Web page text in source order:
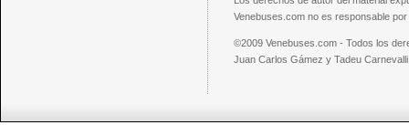
Venebuses.com no es responsable
©2009 Venebuses.com - Todos los
Juan Carlos Gámez y Tadeu Carnevalli